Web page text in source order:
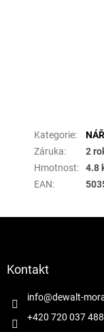
Kategorie:
Záruka:
2
Hmotnost:
4.8
EAN:
Kontakt
info@dewalt-
+420 720 037 488